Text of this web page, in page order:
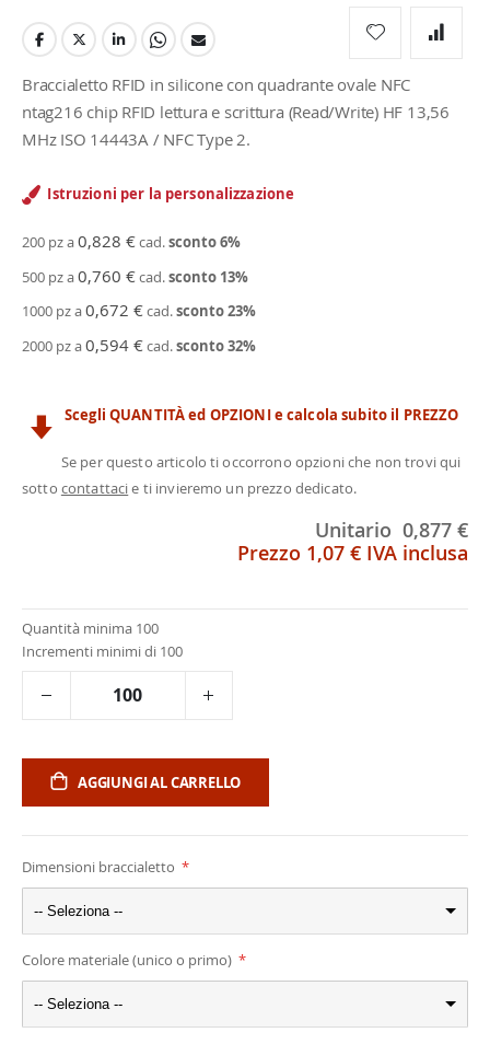
Braccialetto RFID in silicone con quadrante ovale NFC
ntag216 chip RFID lettura e scrittura (Read/Write) HF 13,56
MHz ISO 14443A / NFC Type 2.
Istruzioni per la personalizzazione
200 pz a0,828 €cad.sconto6%
500 pz a0,760 €cad.sconto 13%
1000 pz a0,672 €cad.sconto23%
2000 pz a0,594 €cad.sconto32%
Scegli QUANTITÀ ed OPZIONI e calcola subito il PREZZO
Se per questo articolo ti occorrono opzioni che non trovi qui
sotto contattacie ti invieremo un prezzo dedicato.
Unitario 0,877 €
Prezzo 1,07 € IVA inclusa
Quantità minima 100
Incrementi minimi di 100
AGGIUNGI AL CARRELLO
Dimensioni braccialetto
-- Seleziona --
Colore materiale (unico o primo)
-- Seleziona --